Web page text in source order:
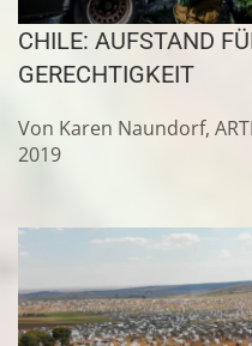
CHILE: AUFSTAND
GERECHTIGKEIT
Von Karen Naundorf,
2019